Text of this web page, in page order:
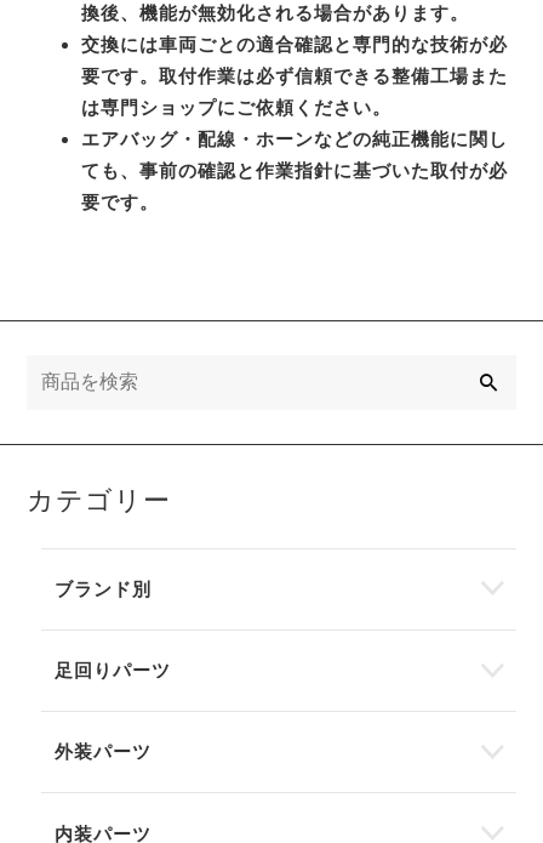
換後、機能が無効化される場合があります。
交換には車両ごとの適合確認と専門的な技術が必
要です。取付作業は必ず信頼できる整備工場また
は専門ショップにご依頼ください。
エアバッグ・配線・ホーンなどの純正機能に関し
ても、事前の確認と作業指針に基づいた取付が必
要です。
カテゴリー
ブランド別
足回りパーツ
外装パーツ
内装パーツ